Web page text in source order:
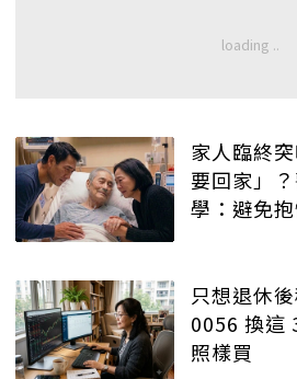
家人臨終
要回家」
學：避免
只想退休
0056 換這
照樣買